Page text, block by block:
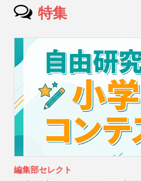
特集
編集部セレクト